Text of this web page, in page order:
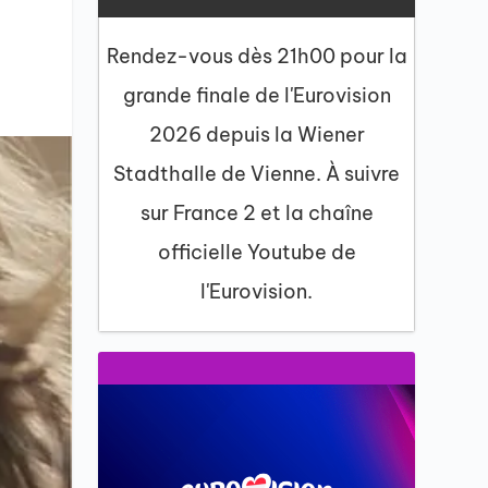
Rendez-vous dès 21h00 pour la
grande finale de l'Eurovision
2026 depuis la Wiener
Stadthalle de Vienne. À suivre
sur France 2 et la chaîne
officielle Youtube de
l'Eurovision.